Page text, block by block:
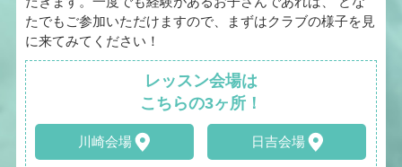
たでもご参加いただけますので、まずはクラブの様子を見
に来てみてください！
レッスン会場は
こちらの3ヶ所！
川崎会場 日吉会場